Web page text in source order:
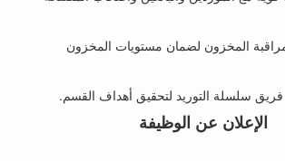
مراقبة المخزون لضمان مستويات المخزون
فريق سلسلة التوريد لتحقيق أهداف القسم.
الإعلان عن الوظيفة